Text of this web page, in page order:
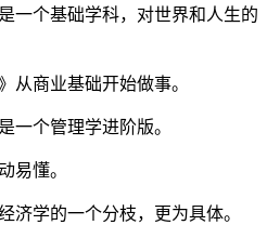
一个基础学科，对世界和人生的
从商业基础开始做事。
一个管理学进阶版。
易懂。
济学的一个分枝，更为具体。